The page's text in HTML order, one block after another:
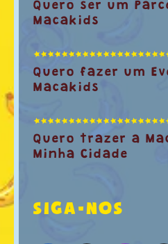
Quero ser um
Macakids
Quero fazer um
Macakids
Quero trazer a
Minha Cidade
SIGA-NOS